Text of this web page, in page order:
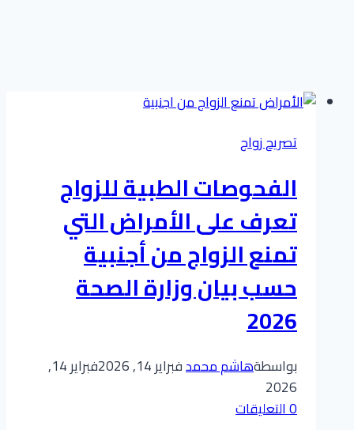
تصريح زواج
الفحوصات الطبية للزواج
تعرف على الأمراض التي
تمنع الزواج من أجنبية
حسب بيان وزارة الصحة
2026
بواسطةهاشم محمدفبراير 14, 2026
فبراير 14,
2026
0 التعليقات